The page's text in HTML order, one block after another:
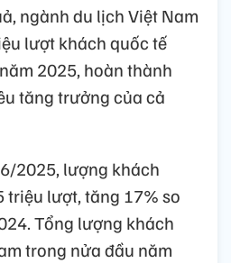
ngành du lịch Việt Nam
lượt khách quốc tế
2025, hoàn thành
tăng trưởng của cả
2025, lượng khách
triệu lượt, tăng 17% so
Tổng lượng khách
trong nửa đầu năm